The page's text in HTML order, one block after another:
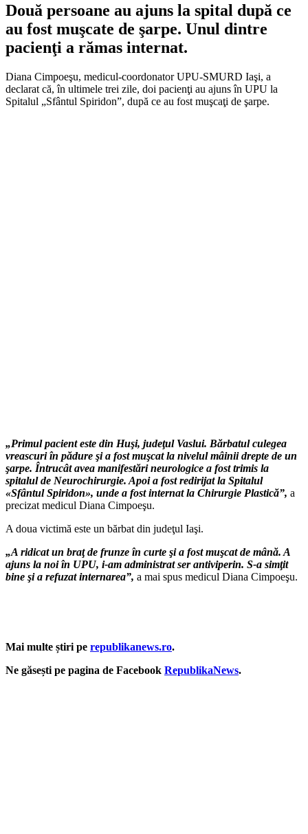
Două persoane au ajuns la spital după ce
au fost muşcate de şarpe. Unul dintre
pacienţi a rămas internat.
Diana Cimpoeşu, medicul-coordonator UPU-SMURD Iaşi, a
declarat că, în ultimele trei zile, doi pacienţi au ajuns în UPU la
Spitalul „Sfântul Spiridon”, după ce au fost muşcaţi de şarpe.
„Primul pacient este din Huşi, judeţul Vaslui. Bărbatul culegea
vreascuri în pădure şi a fost muşcat la nivelul mâinii drepte de un
şarpe. Întrucât avea manifestări neurologice a fost trimis la
spitalul de Neurochirurgie. Apoi a fost redirijat la Spitalul
«Sfântul Spiridon», unde a fost internat la Chirurgie Plastică”, a
precizat medicul Diana Cimpoeşu.
A doua victimă este un bărbat din judeţul Iaşi.
„A ridicat un braţ de frunze în curte şi a fost muşcat de mână. A
ajuns la noi în UPU, i-am administrat ser antiviperin. S-a simţit
bine şi a refuzat internarea”, a mai spus medicul Diana Cimpoeşu.
Mai multe știri pe republikanews.ro.
Ne găsești pe pagina de Facebook RepublikaNews.